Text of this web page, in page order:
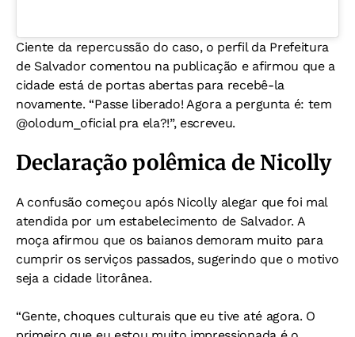
Ciente da repercussão do caso, o perfil da Prefeitura
de Salvador comentou na publicação e afirmou que a
cidade está de portas abertas para recebê-la
novamente. “Passe liberado! Agora a pergunta é: tem
@olodum_oficial pra ela?!”, escreveu.
Declaração polêmica de Nicolly
A confusão começou após Nicolly alegar que foi mal
atendida por um estabelecimento de Salvador. A
moça afirmou que os baianos demoram muito para
cumprir os serviços passados, sugerindo que o motivo
seja a cidade litorânea.
“Gente, choques culturais que eu tive até agora. O